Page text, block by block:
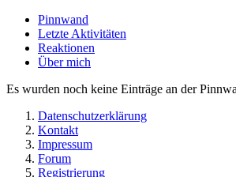
Pinnwand
Letzte Aktivitäten
Reaktionen
Über mich
Es wurden noch keine Einträge an der
Datenschutzerklärung
Kontakt
Impressum
Forum
Registrierung